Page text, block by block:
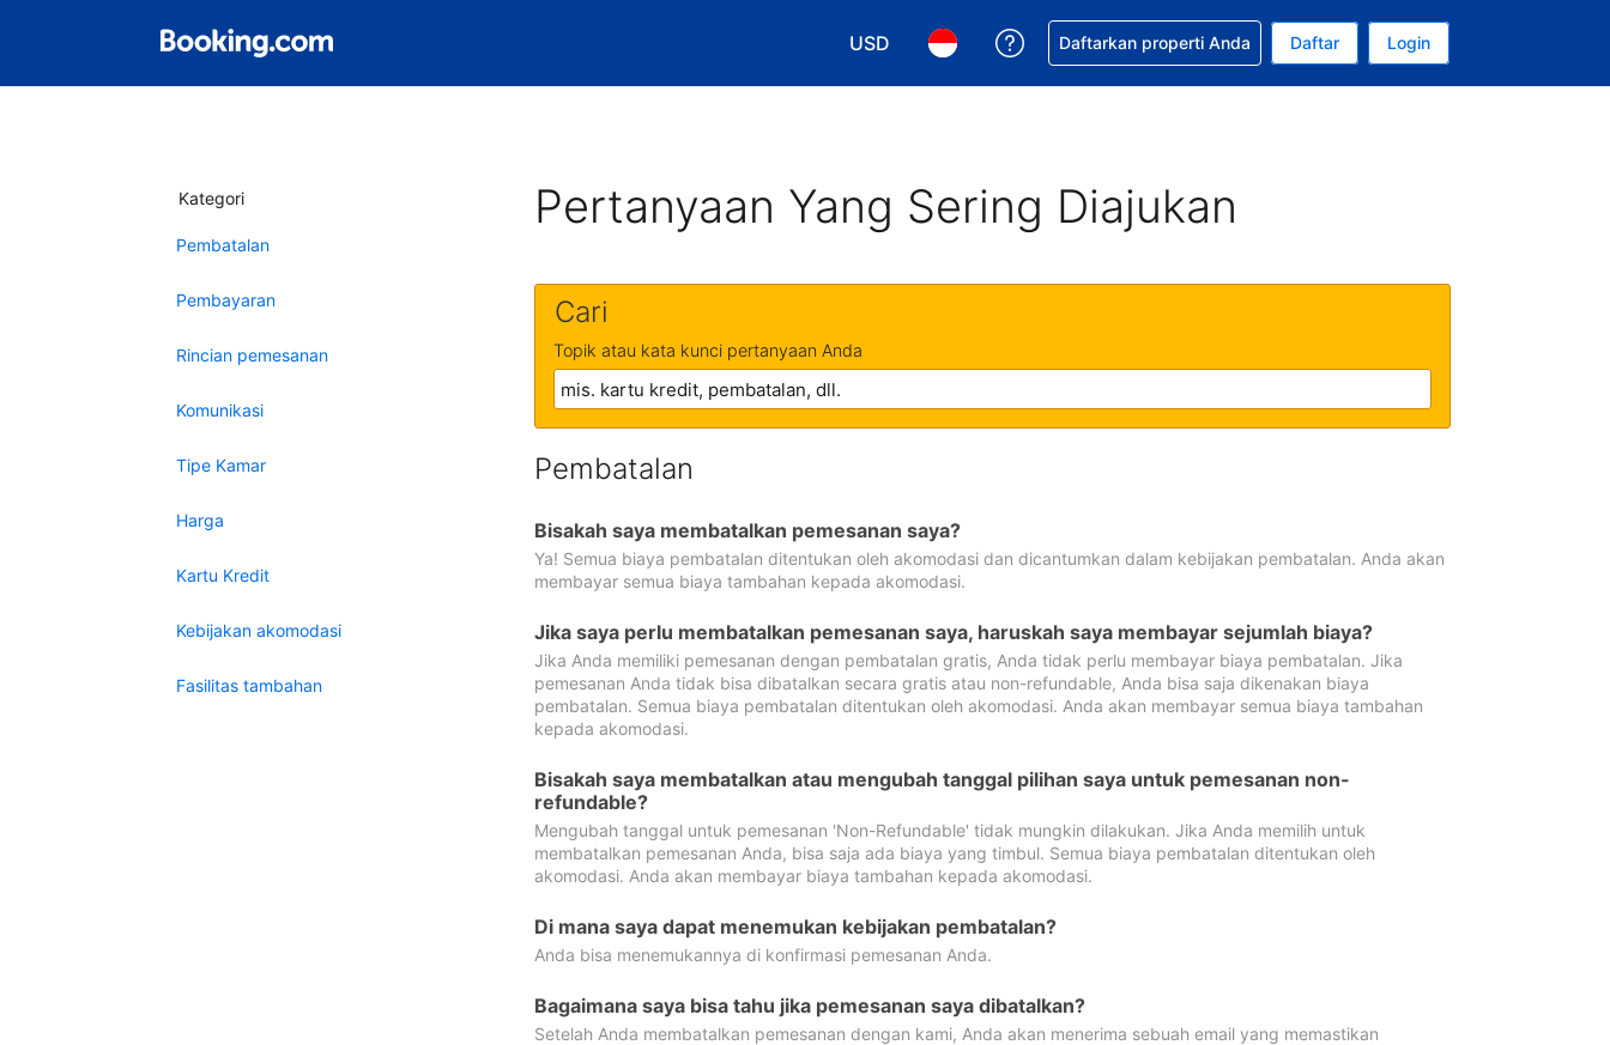
USD
Pilih mata uang Anda. Mata uang Anda saat ini adalah Dolar Amerika Serikat
Pilih bahasa Anda. Bahasa Anda saat ini adalah Bahasa Indonesia
Dapatkan bantuan untuk pemesanan Anda
Daftarkan properti Anda Daftar Login
Kategori
Pembatalan
Pembayaran
Rincian pemesanan
Komunikasi
Tipe Kamar
Harga
Kartu Kredit
Kebijakan akomodasi
Fasilitas tambahan
Pertanyaan Yang Sering Diajukan
Cari
Topik atau kata kunci pertanyaan Anda
Pembatalan
Bisakah saya membatalkan pemesanan saya?
Ya! Semua biaya pembatalan ditentukan oleh akomodasi dan dicantumkan dalam kebijakan pembatalan. Anda akan
membayar semua biaya tambahan kepada akomodasi.
Jika saya perlu membatalkan pemesanan saya, haruskah saya membayar sejumlah biaya?
Jika Anda memiliki pemesanan dengan pembatalan gratis, Anda tidak perlu membayar biaya pembatalan. Jika
pemesanan Anda tidak bisa dibatalkan secara gratis atau non-refundable, Anda bisa saja dikenakan biaya
pembatalan. Semua biaya pembatalan ditentukan oleh akomodasi. Anda akan membayar semua biaya tambahan
kepada akomodasi.
Bisakah saya membatalkan atau mengubah tanggal pilihan saya untuk pemesanan non-
refundable?
Mengubah tanggal untuk pemesanan 'Non-Refundable' tidak mungkin dilakukan. Jika Anda memilih untuk
membatalkan pemesanan Anda, bisa saja ada biaya yang timbul. Semua biaya pembatalan ditentukan oleh
akomodasi. Anda akan membayar biaya tambahan kepada akomodasi.
Di mana saya dapat menemukan kebijakan pembatalan?
Anda bisa menemukannya di konfirmasi pemesanan Anda.
Bagaimana saya bisa tahu jika pemesanan saya dibatalkan?
Setelah Anda membatalkan pemesanan dengan kami, Anda akan menerima sebuah email yang memastikan